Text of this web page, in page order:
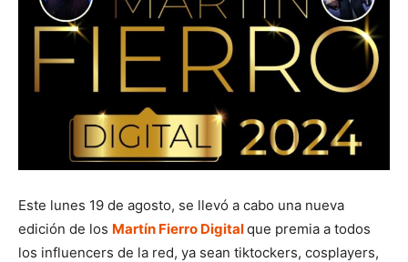
Este lunes 19 de agosto, se llevó a cabo una nueva
edición de los Martín Fierro Digitalque premia a todos
los influencers de la red, ya sean tiktockers, cosplayers,